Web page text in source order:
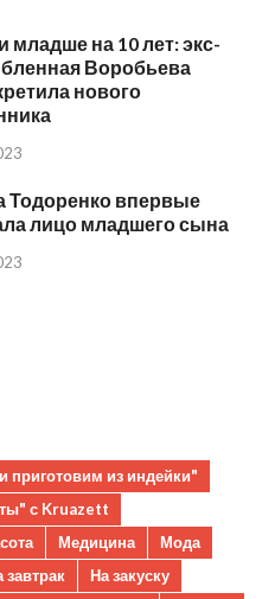
младше на 10 лет: экс-
Воробьева
нового
Тодоренко впервые
лицо младшего сына
приготовим из индейки"
с Kruazett
Медицина
Мода
завтрак
На закуску